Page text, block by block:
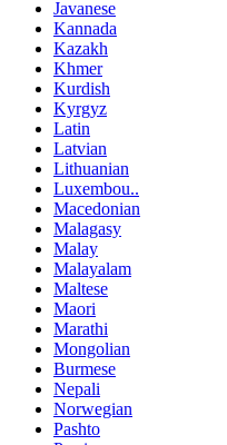
Javanese
Kannada
Kazakh
Khmer
Kurdish
Kyrgyz
Latin
Latvian
Lithuanian
Luxembou..
Macedonian
Malagasy
Malay
Malayalam
Maltese
Maori
Marathi
Mongolian
Burmese
Nepali
Norwegian
Pashto